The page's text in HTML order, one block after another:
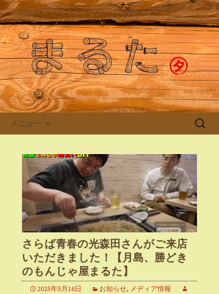
月島もんじゃストリートのも
んじゃ屋「まるた」
月島のもんじゃ焼き「まるた」より最
新のお知らせ
メニュー
検
さらば青春の光森田さんがご来店
いただきました！【月島、勝どき
のもんじゃ屋まるた】
2025年5月16日 お知らせ, メディア情報